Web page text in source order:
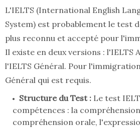
L'IELTS (International English
System) est probablement le test
plus reconnu et accepté pour
Il existe en deux versions : l'IELTS
l'IELTS Général. Pour
Général qui est requis.
Structure du Test : Le test
compétences : la
compréhension orale,